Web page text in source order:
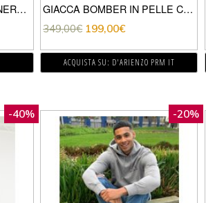
ASOS DESIGN – PARKA NERO CON FODERA IN PILE GIACCA BOMBER IN PELLE CAMOSCIO TESTA DI MORO CON BOTTONI E TASCONI
349,00€ 199,00€
ACQUISTA SU: D'ARIENZO PRM IT
-40% -20%